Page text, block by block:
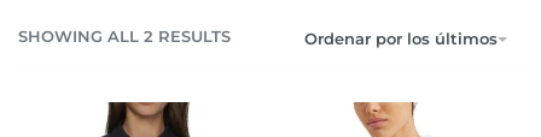
SHOWING ALL 2 RESULTS Ordenar por los últimos